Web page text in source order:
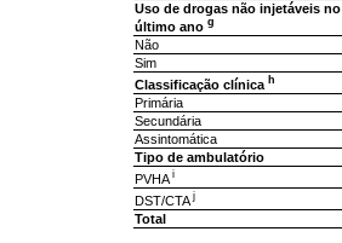
Uso de drogas não injetáveis no
último ano g
Não
Sim
Classificação clínica h
Primária
Secundária
Assintomática
Tipo de ambulatório
PVHA i
DST/CTAj
Total